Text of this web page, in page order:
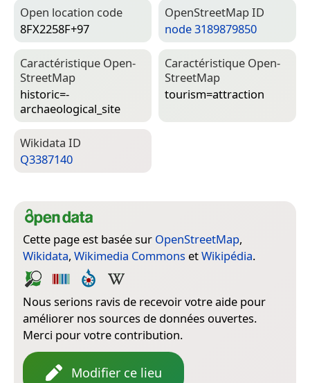
Open location code
8FX2258F+97
Open­Street­Map ID
node 3189879850
Caractéristique Open­
Street­Map
historic=­
archaeological_site
Caractéristique Open­
Street­Map
tourism=­attraction
Wiki­data ID
Q3387140
Cette page est basée sur OpenStreetMap,
Wikidata, Wikimedia Commons etWikipédia.
Nous serions ravis de recevoir votre aide pour
améliorer nos sources de données ouvertes.
Merci pour votre contribution.
Modifier ce lieu